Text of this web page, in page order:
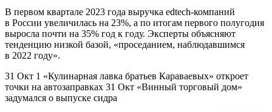
В первом квартале 2023 года выручка edtech-компаний
в России увеличилась на 23%, а по итогам первого полугодия
выросла почти на 35% год к году. Эксперты объясняют
тенденцию низкой базой, «проседанием, наблюдавшимся
в 2022 году».
31 Окт 1 «Кулинарная лавка братьев Караваевых» откроет
точки на автозаправках 31 Окт «Винный торговый дом»
задумался о выпуске сидра